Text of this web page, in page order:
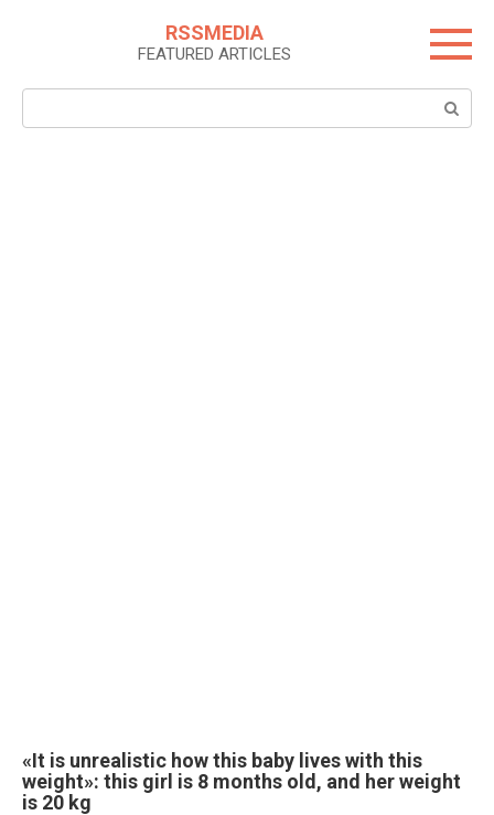
RSSMEDIA
FEATURED ARTICLES
Search:
«It is unrealistic how this baby lives with this
weight»: this girl is 8 months old, and her weight
is 20 kg